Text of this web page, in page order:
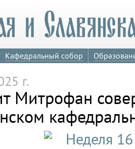
Кафедральный собор
г.
Митрофан